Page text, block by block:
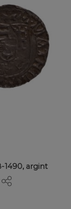
1490, argint